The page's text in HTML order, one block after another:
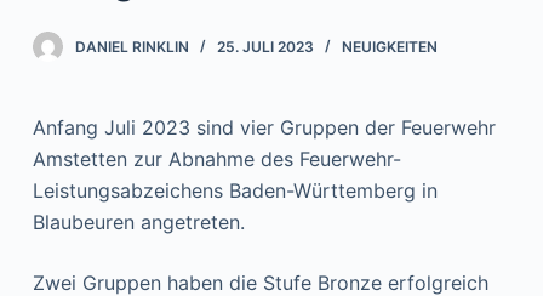
n
DANIEL RINKLIN 25. JULI 2023 NEUIGKEITEN
Anfang Juli 2023 sind vier Gruppen der Feuerwehr
Amstetten zur Abnahme des Feuerwehr-
Leistungsabzeichens Baden-Württemberg in
Blaubeuren angetreten.
Zwei Gruppen haben die Stufe Bronze erfolgreich